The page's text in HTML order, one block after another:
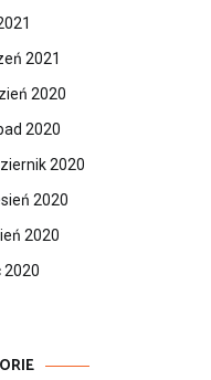
2021
2020
2020
2020
2020
2020
2020